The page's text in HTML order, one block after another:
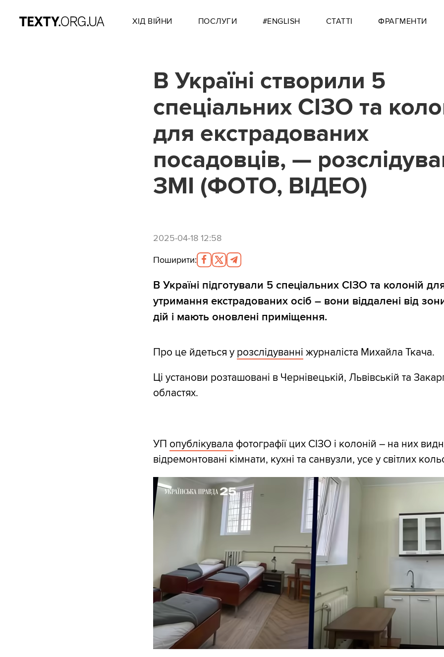
ХІД ВІЙНИ ПОСЛУГИ #ENGLISH СТАТТІ ФРАГМЕНТИ
В Україні створили 5
спеціальних СІЗО та
для екстрадованих
посадовців, —
ЗМІ (ФОТО, ВІДЕО)
2025-04-18 12:58
Поширити:
В Україні підготували 5 спеціальних СІЗО та колоній
утримання екстрадованих осіб – вони віддалені від
дій і мають оновлені приміщення.
Про це йдеться у розслідуванні журналіста Михайла Ткача.
Ці установи розташовані в Чернівецькій, Львівській та
областях.
УП опублікувала фотографії цих СІЗО і колоній – на них
відремонтовані кімнати, кухні та санвузли, усе у світлих